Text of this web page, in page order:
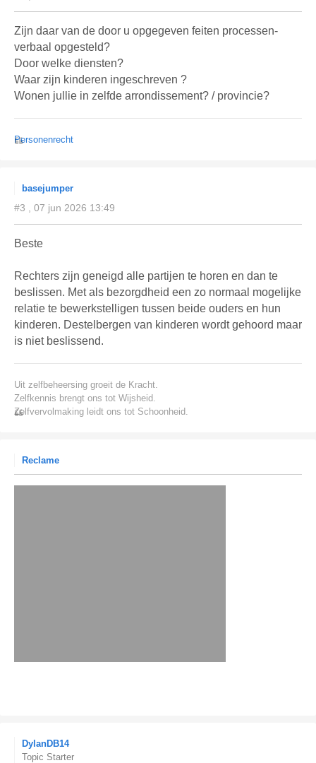
Zijn daar van de door u opgegeven feiten processen-
verbaal opgesteld?
Door welke diensten?
Waar zijn kinderen ingeschreven ?
Wonen jullie in zelfde arrondissement? / provincie?
Personenrecht
basejumper
#3 , 07 jun 2026 13:49
Beste
Rechters zijn geneigd alle partijen te horen en dan te
beslissen. Met als bezorgdheid een zo normaal mogelijke
relatie te bewerkstelligen tussen beide ouders en hun
kinderen. Destelbergen van kinderen wordt gehoord maar
is niet beslissend.
Uit zelfbeheersing groeit de Kracht.
Zelfkennis brengt ons tot Wijsheid.
Zelfvervolmaking leidt ons tot Schoonheid.
Reclame
DylanDB14
Topic Starter